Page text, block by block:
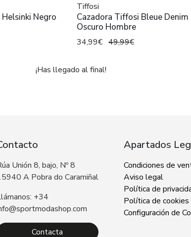
Negro
Tiffosi
Cazadora Tiffosi Bleue Denim
Oscuro Hombre
34,99€ 49,99€
¡Has llegado al final!
Unión 8, bajo, Nº 8
A Pobra do Caramiñal
+34
Contacta
Apartados
Condiciones de
Aviso legal
Política de
Política de cookies
Configuración de